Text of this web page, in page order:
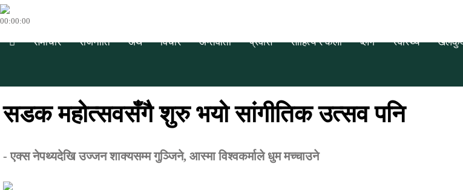
00:00:00
समाचार राजनीति अर्थ विचार अन्तर्वार्ता प्रवास साहित्य र कला ब्लग स्वास्थ्य
सडक महोत्सवसँगै शुरु भयो सांगीतिक उत्सव पनि
- एक्स नेपथ्यदेखि उज्जन शाक्यसम्म गुञ्जिने, आस्मा विश्वकर्माले धुम मच्चाउने